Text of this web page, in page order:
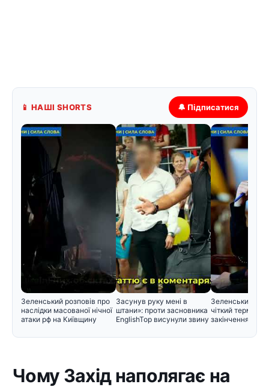
📱 НАШІ SHORTS 🔔 Підписатися
Зеленський розповів про
наслідки масованої нічної
атаки рф на Київщину
Засунув руку мені в
штани»: проти засновника
EnglishTop висунули звину
Зеленський
чіткий термін
закінчення війни
Чому Захід наполягає на